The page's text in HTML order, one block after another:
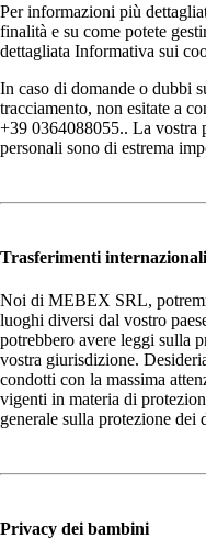
Per informazioni più
finalità e su come potete
dettagliata Informativa sui
In caso di domande o dubbi
tracciamento, non esitate a
+39 0364088055.. La vostra
personali sono di estrema
Trasferimenti
Noi di MEBEX SRL,
luoghi diversi dal vostro
potrebbero avere leggi sulla
vostra giurisdizione.
condotti con la massima
vigenti in materia di
generale sulla protezione dei
Privacy dei bambini